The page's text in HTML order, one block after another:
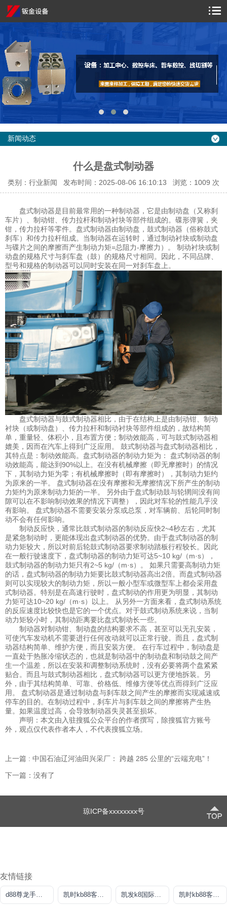
新闻动态
什么是盘式制动器
类别：行业新闻 发布时间：2025-08-06 16:10:13 浏览： 1009 次
盘式制动器是目前最常用的一种制动器，它是由制动盘（又称刹
车片）、制动钳、传力拉杆和制动衬块等部件组成的。碟形弹簧，夹
钳，传力拉杆等零件。盘式制动器由制动盘，鼓式制动器（俗称鼓式
刹车）和传力拉杆组成。当制动器在运转时，通过制动衬块或制动盘
与碟片之间的摩擦而产生制动力矩=总阻力-摩擦力）。 制动衬块或制
动盘的规格尺寸与刹车盘（鼓）的规格尺寸相同。因此，不同品牌、
型号和规格的制动器可以同时安装在同一对刹车盘上。
盘式制动器与鼓式制动器相比，由于在结构上是由制动钳、制动
衬块（或制动盘）、传力拉杆和制动衬块等部件组成的，故结构简
单，重量轻、体积小，且布置方便；制动效能高，可与鼓式制动器相
媲美，因而在汽车上得到广泛应用。 鼓式制动器与盘式制动器相比，
其特点是：制动效能高。盘式制动器的制动力矩为： 盘式制动器的制
动效能高，能达到90%以上。在没有机械摩擦（即无摩擦时）的情况
下，其制动力矩为零；有机械摩擦时（即有摩擦时），其制动力矩约
为原来的一半。 盘式制动器在没有摩擦和无摩擦情况下所产生的制动
力矩约为原来制动力矩的一半。 另外由于盘式制动鼓与轮辋间没有间
隙可以在不影响制动效果的情况下调整），因此对车轮的性能几乎没
有影响。 盘式制动器不需要安装分泵或总泵，对车辆前、后轮同时制
动不会有任何影响。
制动反应快，通常比鼓式制动器的制动反应快2~4秒左右，尤其
是紧急制动时，更能体现出盘式制动器的优势。由于盘式制动器的制
动力矩较大，所以对前后轮鼓式制动器要求制动踏板行程较长。因此
在一般行驶速度下，盘式制动器的制动力矩可达5~10 kg/（m·s），
鼓式制动器的制动力矩只有2~5 kg/（m·s）。 如果只需要高制动力矩
的话，盘式制动器的制动力矩要比鼓式制动器高出2倍。而盘式制动器
则可以实现较大的制动力矩，所以一般小型车或微型车上都会采用盘
式制动器。特别是在高速行驶时，盘式制动的作用更为明显，其制动
力矩可达10~20 kg/（m·s）以上。 从另外一方面来看，盘式制动系统
的反应速度比较快也是它的一个优点。对于鼓式制动系统来说，当制
动力矩较小时，其制动距离要比盘式制动长一些。
制动器对制动钳、制动盘的结构要求不高，甚至可以无孔安装，
可使汽车发动机不需要进行任何改动就可以正常行驶。而且，盘式制
动器结构简单、维护方便，而且安装方便。 在行车过程中，制动盘是
一直处于热胀冷缩状态的，也就是制动器中的制动盘和制动鼓之间产
生一个温差，所以在安装和调整制动系统时，没有必要将两个盘紧紧
贴合。而且与鼓式制动器相比，盘式制动器可以更方便地拆装。另
外，由于其结构简单、可靠、价格低、维修方便等优点而得到广泛应
用。 盘式制动器是通过制动盘与刹车鼓之间产生的摩擦而实现减速或
停车的目的。在制动过程中，刹车片与刹车鼓之间的摩擦将产生热
量。如果温度过高，会导致制动器失灵甚至损坏。
声明：本文由入驻搜狐公众平台的作者撰写，除搜狐官方账号
外，观点仅代表作者本人，不代表搜狐立场。
上一篇 : 中国石油辽河油田兴采厂： 跨越 285 公里的“云端充电”！
下一篇：没有了
琼ICP备xxxxxxxx号
友情链接
d88尊龙手机版认定AG发财网 凯时kb88客户端 凯发k8国际旗舰厅 凯时kb88客户端